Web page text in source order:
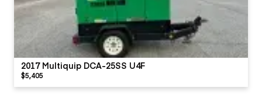
2017 Multiquip DCA-25SS U4F
$5,405